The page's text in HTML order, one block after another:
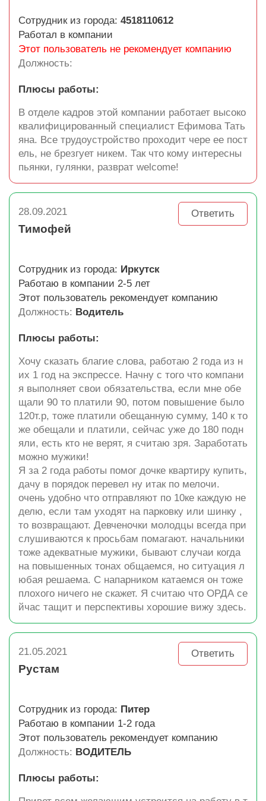
Сотрудник из города: 4518110612
Работал в компании
Этот пользователь не рекомендует компанию
Должность:
Плюсы работы:
В отделе кадров этой компании работает высоко
квалифицированный специалист Ефимова Тать
яна. Все трудоустройство проходит чере ее пост
ель, не брезгует никем. Так что кому интересны
пьянки, гулянки, разврат welcome!
28.09.2021 Ответить
Тимофей
Сотрудник из города: Иркутск
Работаю в компании 2-5 лет
Этот пользователь рекомендует компанию
Должность: Водитель
Плюсы работы:
Хочу сказать благие слова, работаю 2 года из н
их 1 год на экспрессе. Начну с того что компани
я выполняет свои обязательства, если мне обе
щали 90 то платили 90, потом повышение было
120т.р, тоже платили обещанную сумму, 140 к то
же обещали и платили, сейчас уже до 180 подн
яли, есть кто не верят, я считаю зря. Заработать
можно мужики!
Я за 2 года работы помог дочке квартиру купить,
дачу в порядок перевел ну итак по мелочи.
очень удобно что отправляют по 10ке каждую не
делю, если там уходят на парковку или шинку ,
то возвращают. Девченочки молодцы всегда при
слушиваются к просьбам помагают. начальники
тоже адекватные мужики, бывают случаи когда
на повышенных тонах общаемся, но ситуация л
юбая решаема. С напарником катаемся он тоже
плохого ничего не скажет. Я считаю что ОРДА се
йчас тащит и перспективы хорошие вижу здесь.
21.05.2021 Ответить
Рустам
Сотрудник из города: Питер
Работаю в компании 1-2 года
Этот пользователь рекомендует компанию
Должность: ВОДИТЕЛЬ
Плюсы работы: